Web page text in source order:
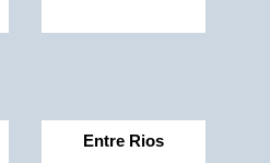
Entre Rios